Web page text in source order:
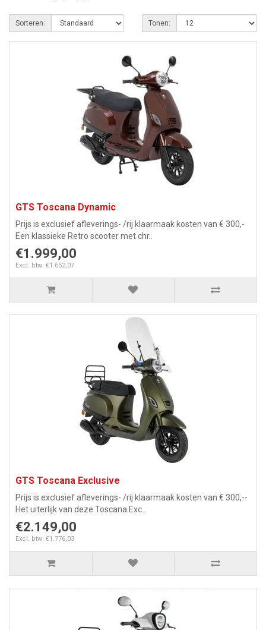
Sorteren: Tonen:
GTS Toscana Dynamic
Prijs is exclusief afleverings- /rij klaarmaak kosten van € 300,-
Een klassieke Retro scooter met chr..
€1.999,00
Excl. btw: €1.652,07
GTS Toscana Exclusive
Prijs is exclusief afleverings- /rij klaarmaak kosten van € 300,--
Het uiterlijk van deze Toscana Exc..
€2.149,00
Excl. btw: €1.776,03